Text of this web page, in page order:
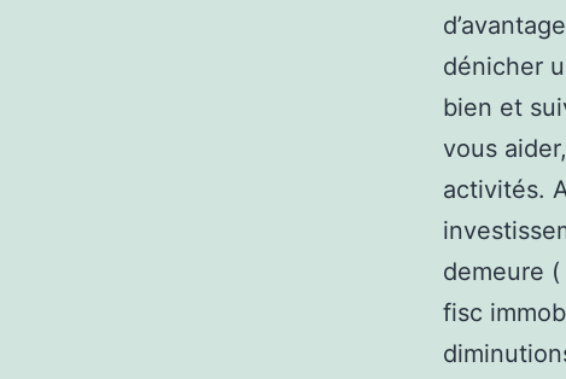
dénicher
bien et
vous
activités.
demeure
fisc